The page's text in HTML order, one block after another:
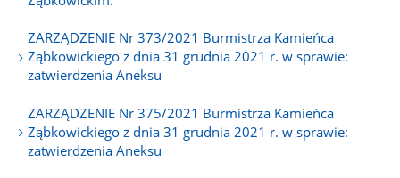
ZARZĄDZENIE Nr 373/2021 Burmistrza Kamieńca
Ząbkowickiego z dnia 31 grudnia 2021 r. w sprawie:
zatwierdzenia Aneksu
ZARZĄDZENIE Nr 375/2021 Burmistrza Kamieńca
Ząbkowickiego z dnia 31 grudnia 2021 r. w sprawie:
zatwierdzenia Aneksu